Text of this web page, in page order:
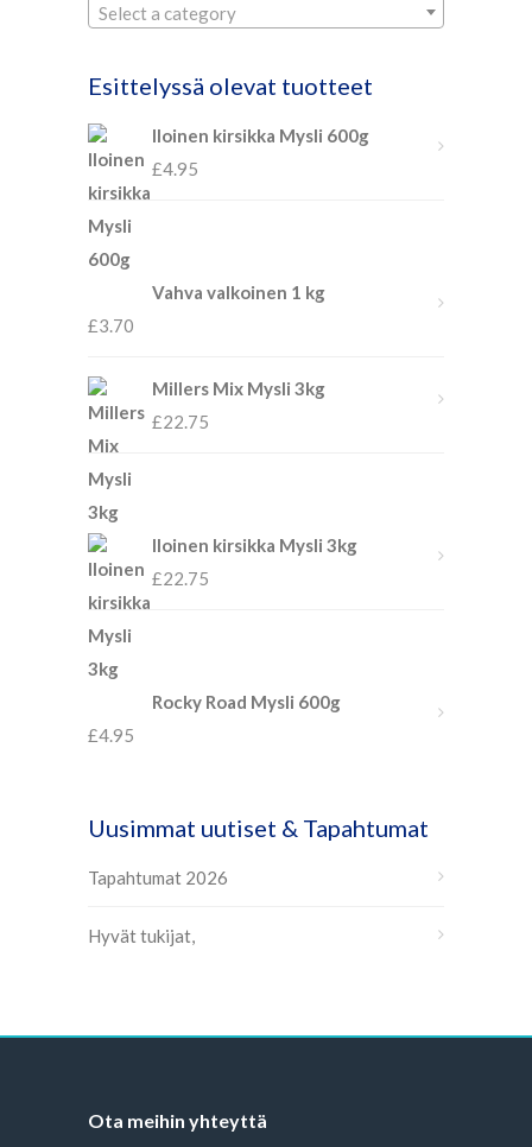
Select a category
Esittelyssä olevat tuotteet
Iloinen kirsikka Mysli 600g
£4.95
Vahva valkoinen 1 kg
£3.70
Millers Mix Mysli 3kg
£22.75
Iloinen kirsikka Mysli 3kg
£22.75
Rocky Road Mysli 600g
£4.95
Uusimmat uutiset & Tapahtumat
Tapahtumat 2026
Hyvät tukijat,
Ota meihin yhteyttä